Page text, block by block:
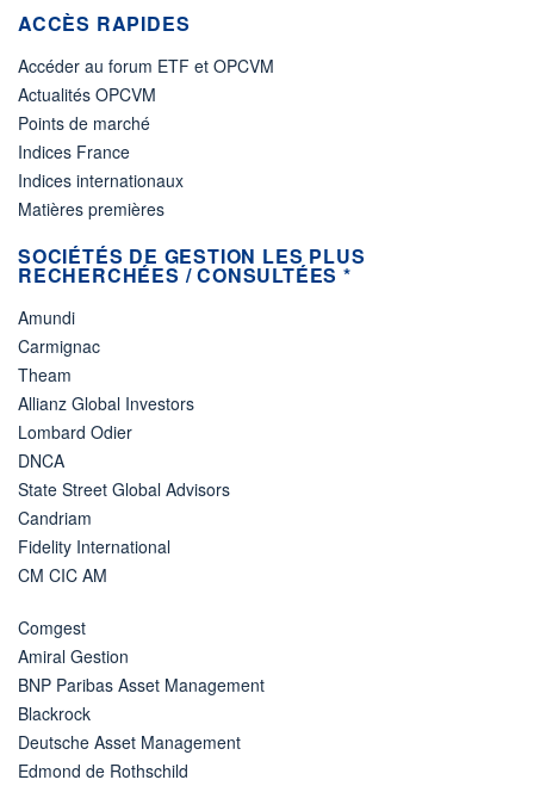
ACCÈS RAPIDES
Accéder au forum ETF et OPCVM
Actualités OPCVM
Points de marché
Indices France
Indices internationaux
Matières premières
SOCIÉTÉS DE GESTION LES PLUS
RECHERCHÉES / CONSULTÉES *
Amundi
Carmignac
Theam
Allianz Global Investors
Lombard Odier
DNCA
State Street Global Advisors
Candriam
Fidelity International
CM CIC AM
Comgest
Amiral Gestion
BNP Paribas Asset Management
Blackrock
Deutsche Asset Management
Edmond de Rothschild